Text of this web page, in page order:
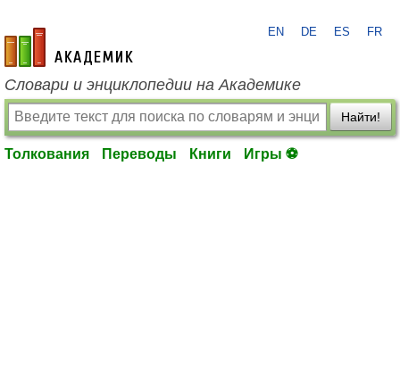
academic.ru
EN DE ES FR
Словари и энциклопедии на Академике
Найти!
Толкования Переводы Книги Игры ⚽